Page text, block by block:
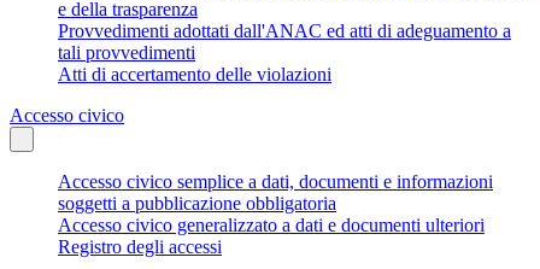
e della trasparenza
Provvedimenti adottati dall'ANAC ed atti di adeguamento a
tali provvedimenti
Atti di accertamento delle violazioni
Accesso civico
Accesso civico semplice a dati, documenti e informazioni
soggetti a pubblicazione obbligatoria
Accesso civico generalizzato a dati e documenti ulteriori
Registro degli accessi